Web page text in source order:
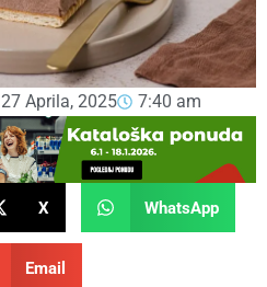
27 Aprila, 2025 7:40 am
X WhatsApp
Email